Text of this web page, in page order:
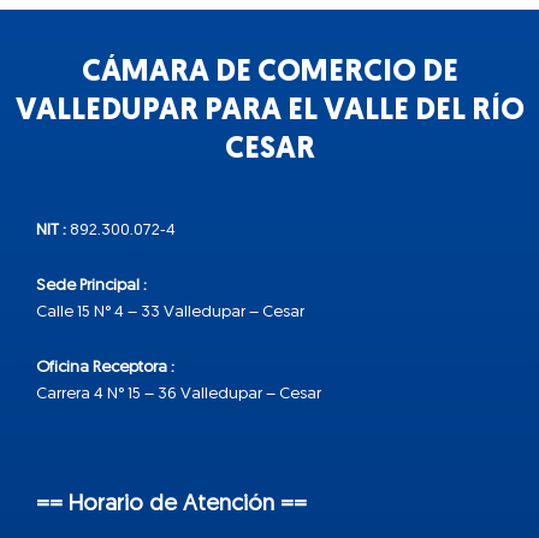
CÁMARA DE COMERCIO DE
VALLEDUPAR PARA EL VALLE DEL RÍO
CESAR
NIT : 892.300.072-4
Sede Principal :
Calle 15 N° 4 – 33 Valledupar – Cesar
Oficina Receptora :
Carrera 4 N° 15 – 36 Valledupar – Cesar
== Horario de Atención ==